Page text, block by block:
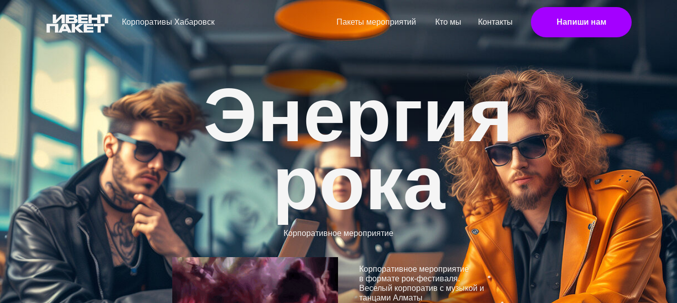
Кто мы Контакты
Корпоративы Хабаровск Пакеты мероприятий Напиши нам
Корпоративное мероприятие
в формате рок-фестиваля.
Веселый корпоратив с музыкой и
танцами Алматы
Энергия
рока
Корпоративное мероприятие